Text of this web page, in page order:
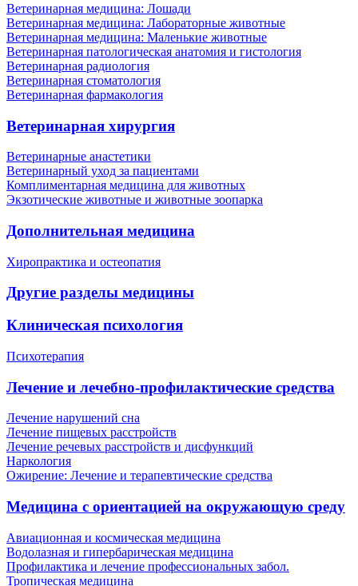
Ветеринарная медицина: Лошади
Ветеринарная медицина: Лабораторные животные
Ветеринарная медицина: Маленькие животные
Ветеринарная патологическая анатомия и гистология
Ветеринарная радиология
Ветеринарная стоматология
Ветеринарная фармакология
Ветеринарная хирургия
Ветеринарные анастетики
Ветеринарный уход за пациентами
Комплиментарная медицина для животных
Экзотические животные и животные зоопарка
Дополнительная медицина
Хиропрактика и остеопатия
Другие разделы медицины
Клиническая психология
Психотерапия
Лечение и лечебно-профилактические средства
Лечение нарушений сна
Лечение пищевых расстройств
Лечение речевых расстройств и дисфункций
Наркология
Ожирение: Лечение и терапевтические средства
Медицина с ориентацией на окружающую среду
Авиационная и космическая медицина
Водолазная и гипербарическая медицина
Профилактика и лечение профессиональных забол.
Тропическая медицина